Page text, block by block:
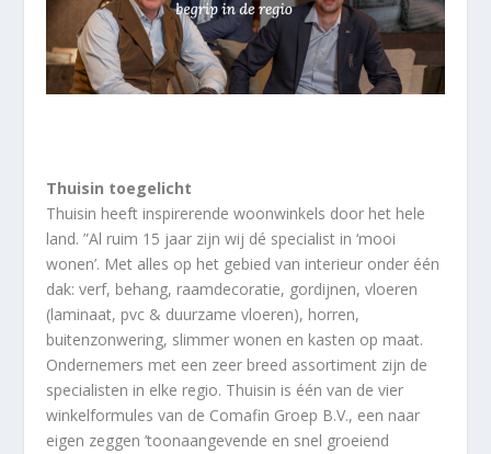
Thuisin toegelicht
Thuisin heeft inspirerende woonwinkels door het hele
land. ”Al ruim 15 jaar zijn wij dé specialist in ‘mooi
wonen’. Met alles op het gebied van interieur onder één
dak: verf, behang, raamdecoratie, gordijnen, vloeren
(laminaat, pvc & duurzame vloeren), horren,
buitenzonwering, slimmer wonen en kasten op maat.
Ondernemers met een zeer breed assortiment zijn de
specialisten in elke regio. Thuisin is één van de vier
winkelformules van de Comafin Groep B.V., een naar
eigen zeggen ’toonaangevende en snel groeiend